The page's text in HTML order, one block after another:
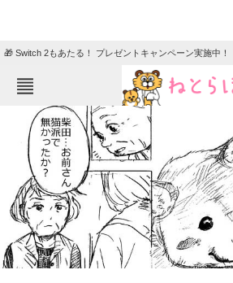
🎁 Switch 2もあたる！ プレゼントキャンペーン実施中！
ねとらぼメニュー
エンタメ クイズ
グルメ 地域
住まい 教育・育児
動物 リサーチ